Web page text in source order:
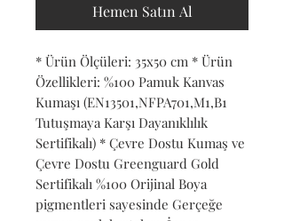
Hemen Satın Al
* Ürün Ölçüleri: 35x50 cm * Ürün
Özellikleri: %100 Pamuk Kanvas
Kumaşı (EN13501,NFPA701,M1,B1
Tutuşmaya Karşı Dayanıklılık
Sertifikalı) * Çevre Dostu Kumaş ve
Çevre Dostu Greenguard Gold
Sertifikalı %100 Orijinal Boya
pigmentleri sayesinde Gerçeğe